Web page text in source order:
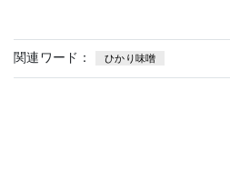
関連ワード： ひかり味噌